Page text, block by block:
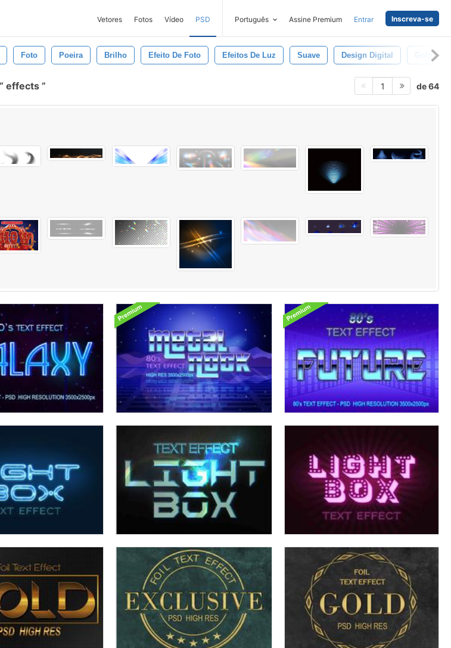
Vetores Fotos Vídeo PSD Português Assine Premium Entrar Inscreva-se
Foto Poeira Brilho Efeito De Foto Efeitos De Luz Suave Design Digital Golpe
effects 1 de 64